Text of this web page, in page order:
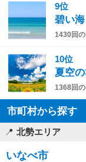
9位
碧い海
1430回
10位
夏空
1368回
市町村から探す
北勢エリア
いなべ市